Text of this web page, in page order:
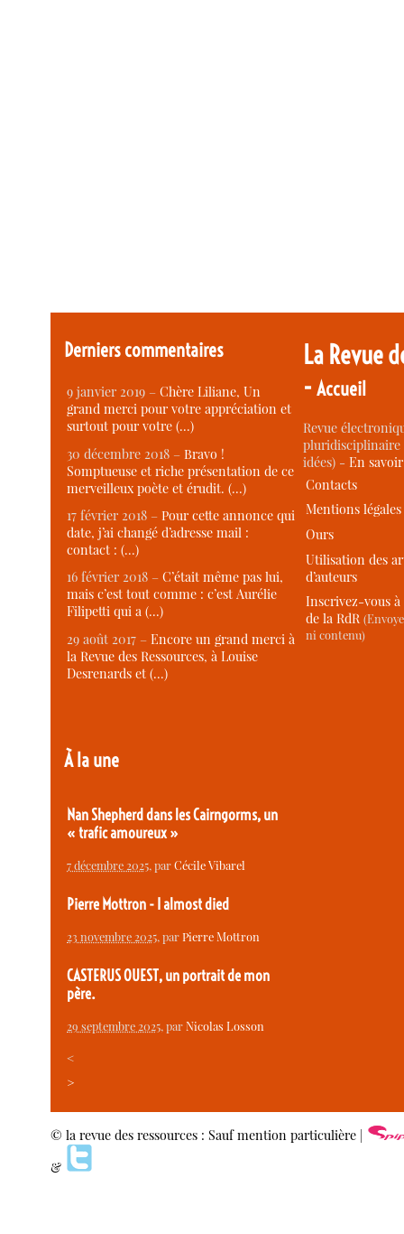
Derniers commentaires
9 janvier 2019 –Chère Liliane, Un
grand merci pour votre appréciation et
surtout pour votre (…)
30 décembre 2018 –Bravo !
Somptueuse et riche présentation de ce
merveilleux poète et érudit. (…)
17 février 2018 –Pour cette annonce qui
date, j’ai changé d’adresse mail :
contact : (…)
16 février 2018 –C’était même pas lui,
mais c’est tout comme : c’est Aurélie
Filipetti qui a (…)
29 août 2017 –Encore un grand merci à
la Revue des Ressources, à Louise
Desrenards et (…)
À la une
Nan Shepherd dans les Cairngorms, un
« trafic amoureux »
7 décembre 2025, parCécile Vibarel
Pierre Mottron - I almost died
23 novembre 2025, parPierre Mottron
CASTERUS OUEST, un portrait de mon
père.
29 septembre 2025, parNicolas Losson
<
>
La Revue
-Accueil
Revue
idées) -En
Contacts
Mentions légales
Ours
Utilisation des
d’auteurs
Inscrivez-vous
de la RdR
ni contenu)
© la revue des ressources : Sauf mention particulière |
&